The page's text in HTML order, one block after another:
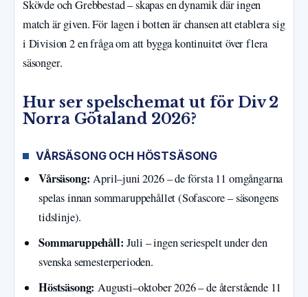
Skövde och Grebbestad – skapas en dynamik där ingen
match är given. För lagen i botten är chansen att etablera sig
i Division 2 en fråga om att bygga kontinuitet över flera
säsonger.
Hur ser spelschemat ut för Div 2
Norra Götaland 2026?
VÅRSÄSONG OCH HÖSTSÄSONG
Vårsäsong: April–juni 2026 – de första 11 omgångarna
spelas innan sommaruppehållet (Sofascore – säsongens
tidslinje).
Sommaruppehåll: Juli – ingen seriespelt under den
svenska semesterperioden.
Höstsäsong: Augusti–oktober 2026 – de återstående 11